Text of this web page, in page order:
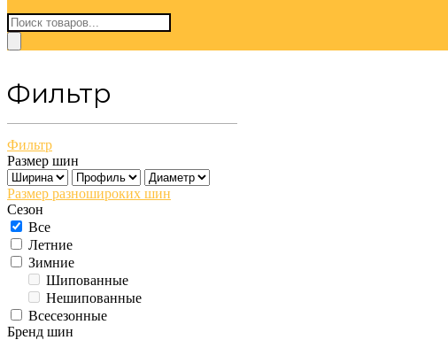
Поиск
товаров
Фильтр
Фильтр
Размер шин
Размер разношироких шин
Сезон
Все
Летние
Зимние
Шипованные
Нешипованные
Всесезонные
Бренд шин